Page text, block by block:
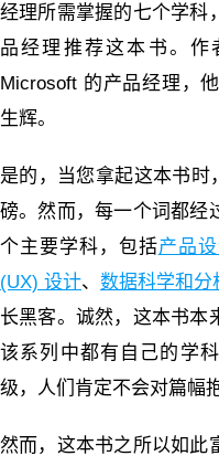
经理所需掌握的七个学科
品经理推荐这本书。作
Microsoft 的产品经理，
生辉。
是的，当您拿起这本书时
磅。然而，每一个词都经
个主要学科，包括产品
(UX) 设计、 数据科学和分
长黑客。诚然，这本书本
该系列中都有自己的学
级，人们肯定不会对篇幅
然而，这本书之所以如此